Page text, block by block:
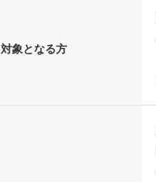
対象となる方